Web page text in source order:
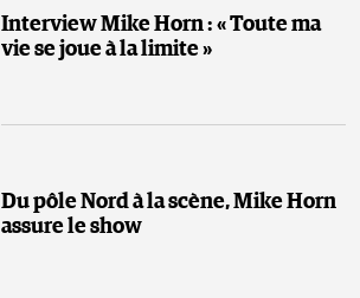
Interview Mike Horn : « Toute ma
vie se joue à la limite »
Du pôle Nord à la scène, Mike Horn
assure le show